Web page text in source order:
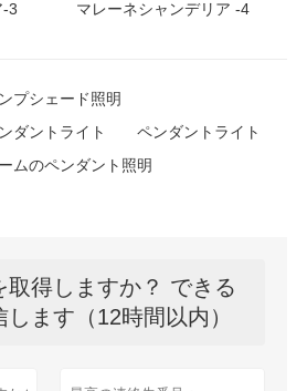
-3 マレーネシャンデリア -4
プシェード照明
ダントライト
ペンダントライト
ムのペンダント照明
取得しますか？ できる
ます（12時間以内）